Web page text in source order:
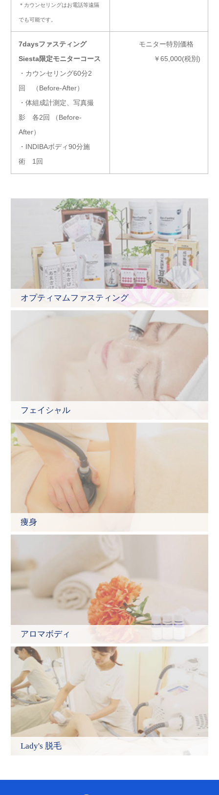
＊カウンセリングはお電話等遠隔
でも可能です。
7daysファスティング
Siesta限定モニターコース
・カウンセリング60分2
回 （Before-After）
・体組成計測定、写真撮
影 各2回 （Before-
After）
・INDIBAボディ90分施
術 1回
モニター特別価格
￥65,000(税別)
オプティマムファスティング
フェイシャル
痩身
アロマボディ
Lady's 脱毛